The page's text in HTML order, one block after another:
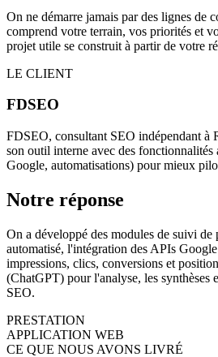
On ne démarre jamais par des lignes de
comprend votre terrain, vos priorités et
projet utile se construit à partir de votre
LE CLIENT
FDSEO
FDSEO, consultant SEO indépendant à
son outil interne avec des
Google, automatisations) pour mieux
Notre réponse
On a développé des modules de suivi de
automatisé, l'intégration des APIs
impressions, clics, conversions et
(ChatGPT) pour l'analyse, les synthèses
SEO.
PRESTATION
APPLICATION WEB
CE QUE NOUS AVONS LIVRÉ